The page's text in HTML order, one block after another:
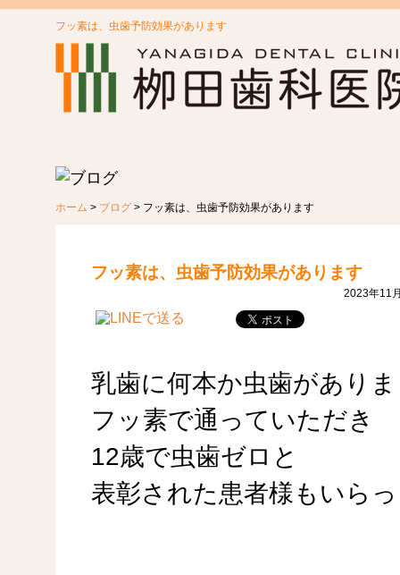
フッ素は、虫歯予防効果があります
ホーム > ブログ > フッ素は、虫歯予防効果があります
フッ素は、虫歯予防効果があります
2023年11
乳歯に何本か虫歯があり
フッ素で通っていただき
12歳で虫歯ゼロと
表彰された患者様もいら